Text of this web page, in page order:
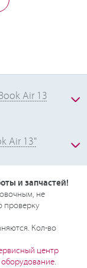
Air 13
Air 13"
и запчастей!
не
проверку
Кол-во
центр